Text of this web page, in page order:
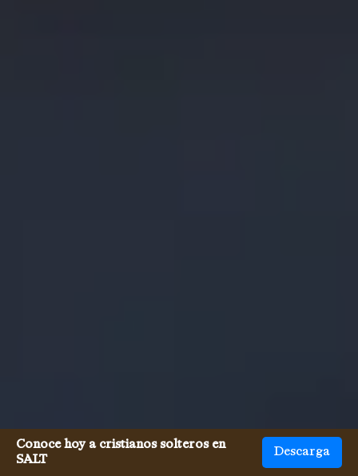
Conoce hoy a cristianos solteros en
SALT
Descarga